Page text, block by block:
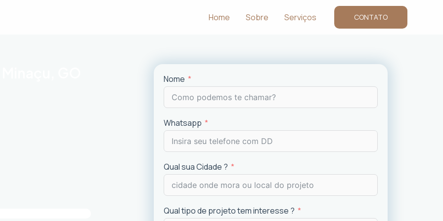
Home Sobre Serviços CONTATO
Nome
Whatsapp
Qual sua Cidade ?
Qual tipo de projeto tem interesse ?